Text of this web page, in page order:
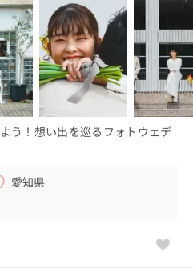
う！想い出を巡るフォトウェデ
愛知県